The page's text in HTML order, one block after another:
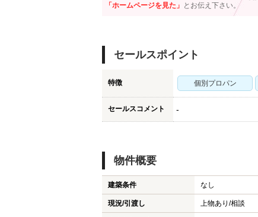
「ホームページを見た」 とお伝え下さい。
セールスポイント
特徴 個別プロパン
セールスコメント -
物件概要
建築条件 なし
現況/引渡し 上物あり/相談